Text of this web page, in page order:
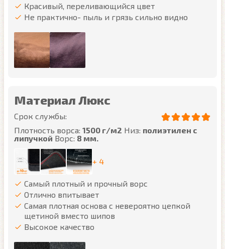
Красивый, переливающийся цвет
Не практично- пыль и грязь сильно видно
Материал Люкс
Срок службы:
Плотность ворса: 1500 г/м2 Низ: полиэтилен с
липучкой Ворс: 8 мм.
+ 4
Самый плотный и прочный ворс
Отлично впитывает
Самая плотная основа с невероятно цепкой
щетиной вместо шипов
Высокое качество